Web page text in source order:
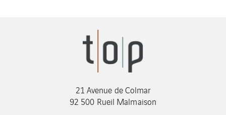
21 Avenue de Colmar
92 500 Rueil Malmaison